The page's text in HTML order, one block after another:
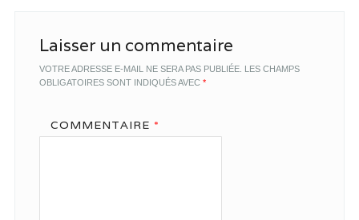
Laisser un commentaire
VOTRE ADRESSE E-MAIL NE SERA PAS PUBLIÉE. LES CHAMPS
OBLIGATOIRES SONT INDIQUÉS AVEC *
COMMENTAIRE *